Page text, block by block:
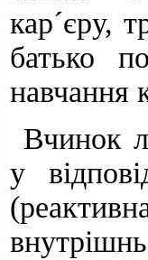
кар´єру,
батько
навчання
Вчинок
у